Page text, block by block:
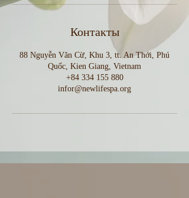
Контакты
88 Nguyễn Văn Cừ, Khu 3, tt. An Thới, Phú
Quốc, Kien Giang, Vietnam
+84 334 155 880
infor@newlifespa.org